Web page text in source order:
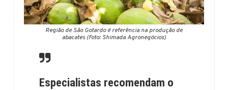
Região de São Gotardo é referência na produção de
abacates (Foto: Shimada Agronegócios)
Especialistas recomendam o